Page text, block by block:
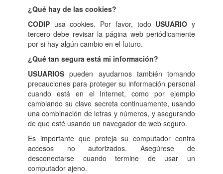
¿Qué hay de las cookies?
CODIP usa cookies. Por favor, todo USUARIO y
tercero debe revisar la página web periódicamente
por si hay algún cambio en el futuro.
¿Qué tan segura está mi información?
USUARIOS pueden ayudarnos también tomando
precauciones para proteger su información personal
cuando está en el Internet, como por ejemplo
cambiando su clave secreta continuamente, usando
una combinación de letras y números, y asegurando
de que esté usando un navegador de web seguro.
Es importante que proteja su computador contra
accesos no autorizados. Asegúrese de
desconectarse cuando termine de usar un
computador ajeno.